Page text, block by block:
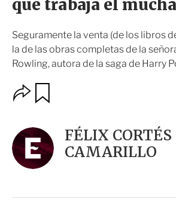
qué trabaja el
Seguramente la venta (de los libros
la de las obras completas de la
Rowling, autora de la saga de Harry
O
p
n
e
s
c
a
r
FÉLIX CORTÉS
CAMARILLO